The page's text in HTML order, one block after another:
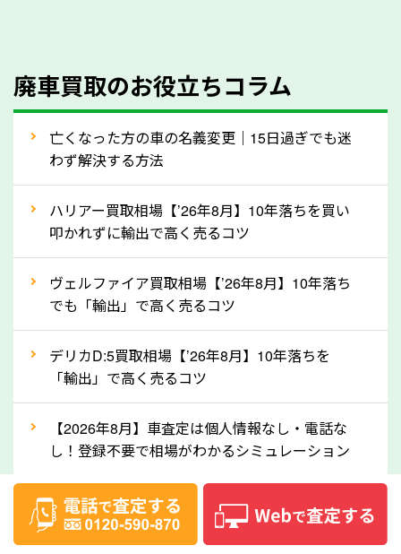
人気の車種は廃車の状態でも、高価買取が可能です。
産車は高く買取が可能です。「廃車＝買取できない」
なら廃車の車も適正価格で買取できます。他社で買取
拒否となった車も価格がつく可能性があるので、諦め
ずに東京都の「ソコカラ」にご相談ください。古い車
でも高価買取が可能なケースは珍しくないため、まず
はWebで簡単にできる無料査定をお試しください。
実績」で確認できます。
⑤車内の簡単な清掃で買取価格アップも！
しばらく乗っていない車は、車内のシートや座席の下
が汚れていることも多いです。シミや汚れが付着して
いると、買取査定時に影響する可能性も考えられま
す。車内の汚れは簡単な清掃だけで取り除けることも
多いため、査定前にチェックして、清掃をしておくの
廃車買取のお役立ちコラム
亡くなった方の車の名義変更｜15日過ぎでも迷
わず解決する方法
ハリアー買取相場【’26年8月】10年落ちを買い
叩かれずに輸出で高く売るコツ
ヴェルファイア買取相場【’26年8月】10年落ち
でも「輸出」で高く売るコツ
デリカD:5買取相場【’26年8月】10年落ちを
「輸出」で高く売るコツ
【2026年8月】車査定は個人情報なし・電話な
し！登録不要で相場がわかるシミュレーション
ベンツ買取相場【’26年8月】リセールランキン
グ！モデル別査定額と輸出で高く売る秘訣